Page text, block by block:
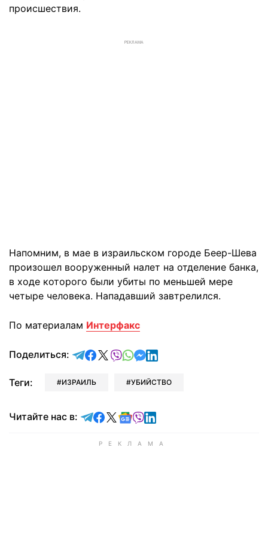
происшествия.
РЕКЛАМА
Напомним, в мае в израильском городе Беер-Шева
произошел вооруженный налет на отделение банка,
в ходе которого были убиты по меньшей мере
четыре человека. Нападавший завтрелился.
По материалам Интерфакс
Поделиться: отправить в Telegram
поделиться в Facebook
поделиться в X
отправить в Viber
отправить в Whatsapp
отправить в Messenger
отправить в LinkedIn
Теги: ИЗРАИЛЬ УБИЙСТВО
Читайте нас в: Читайте в Telegram
Читайте в Facebook
Читайте в X
Читайте в Google news
Читайте в Viber
Читайте в LinkedIn